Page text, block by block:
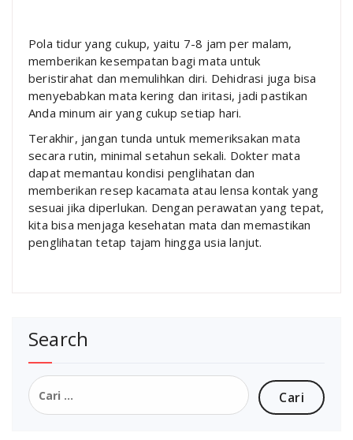
Pola tidur yang cukup, yaitu 7-8 jam per malam,
memberikan kesempatan bagi mata untuk
beristirahat dan memulihkan diri. Dehidrasi juga bisa
menyebabkan mata kering dan iritasi, jadi pastikan
Anda minum air yang cukup setiap hari.
Terakhir, jangan tunda untuk memeriksakan mata
secara rutin, minimal setahun sekali. Dokter mata
dapat memantau kondisi penglihatan dan
memberikan resep kacamata atau lensa kontak yang
sesuai jika diperlukan. Dengan perawatan yang tepat,
kita bisa menjaga kesehatan mata dan memastikan
penglihatan tetap tajam hingga usia lanjut.
Search
Cari
untuk: